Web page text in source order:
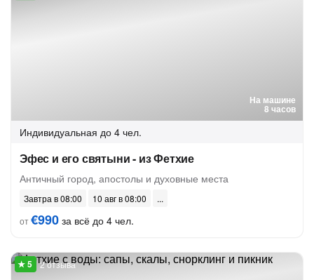
На машине
8 часов
Индивидуальная до 4 чел.
Эфес и его святыни - из Фетхие
Античный город, апостолы и духовные места
Завтра в 08:00
10 авг в 08:00
от€990 за всё до 4 чел.
2 отзыва